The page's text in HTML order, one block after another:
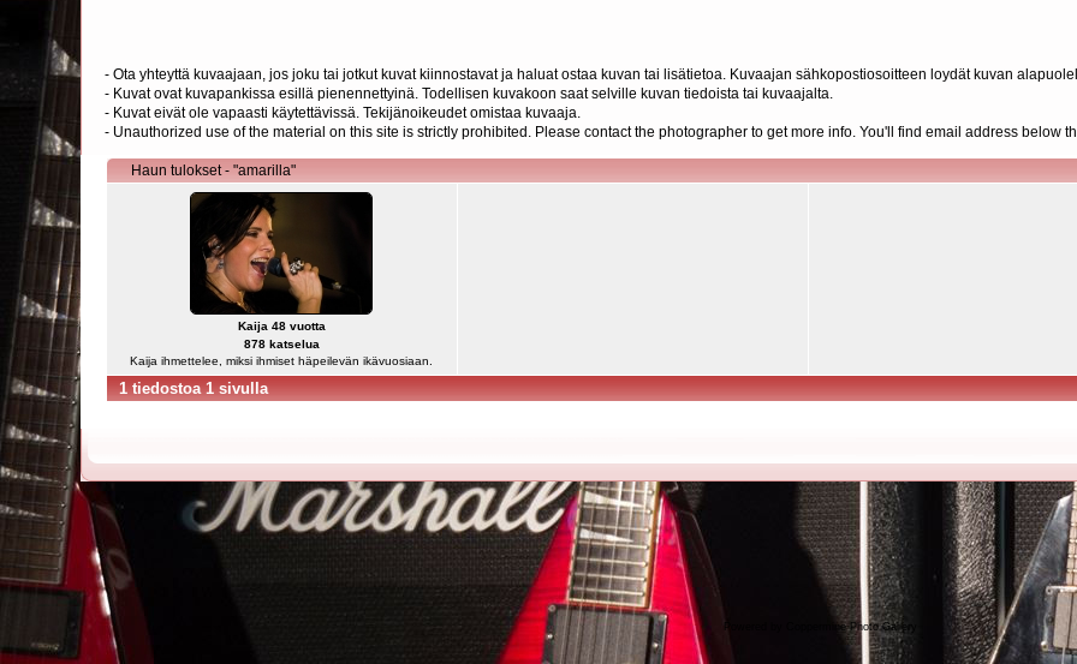
- Ota yhteyttä kuvaajaan, jos joku tai jotkut kuvat kiinnostavat ja haluat ostaa kuvan tai lisätietoa. Kuvaajan sähkopostiosoitteen loydät kuvan
- Kuvat ovat kuvapankissa esillä pienennettyinä. Todellisen kuvakoon saat selville kuvan tiedoista tai kuvaajalta.
- Kuvat eivät ole vapaasti käytettävissä. Tekijänoikeudet omistaa kuvaaja.
- Unauthorized use of the material on this site is strictly prohibited. Please contact the photographer to get more info. You'll find email address below
Haun tulokset - "amarilla"
Kaija 48 vuotta
878 katselua
Kaija ihmettelee, miksi ihmiset häpeilevän ikävuosiaan.
1 tiedostoa 1 sivulla
Powered by Coppermine Photo Gallery